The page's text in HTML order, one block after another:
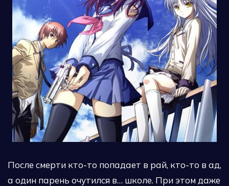
После смерти кто-то попадает в рай, кто-то в ад,
а один парень очутился в… школе. При этом даже